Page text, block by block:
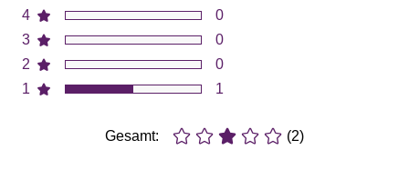
4
3
2
1
0
0
0
1
Gesamt: (2)